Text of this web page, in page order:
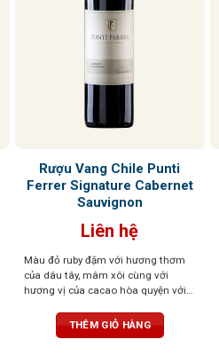
Rượu Vang Chile Punti
Ferrer Signature Cabernet
Sauvignon
Liên hệ
Màu đỏ ruby đậm với hương thơm
của dâu tây, mâm xôi cùng với
hương vị của cacao hòa quyện với
tannin dịu dàng và dư vị nhẹ nhàng
khi kết thúc
THÊM GIỎ HÀNG